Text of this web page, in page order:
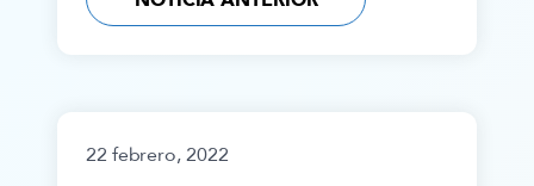
22 febrero, 2022